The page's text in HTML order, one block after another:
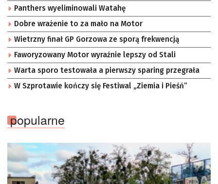
Panthers wyeliminowali Watahę
Dobre wrażenie to za mało na Motor
Wietrzny finał GP Gorzowa ze sporą frekwencją
Faworyzowany Motor wyraźnie lepszy od Stali
Warta sporo testowała a pierwszy sparing przegrała
W Szprotawie kończy się Festiwal „Ziemia i Pieśń”
popularne